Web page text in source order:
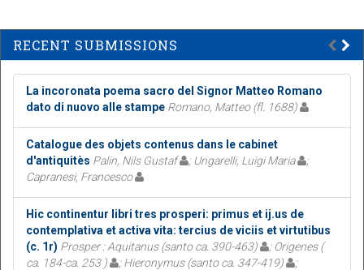
RECENT SUBMISSIONS
La incoronata poema sacro del Signor Matteo Romano
dato di nuovo alle stampe Romano, Matteo (fl. 1688)
Catalogue des objets contenus dans le cabinet
d'antiquitès Palin, Nils Gustaf ; Ungarelli, Luigi Maria
;
Capranesi, Francesco
Hic continentur libri tres prosperi: primus et ij.us de
contemplativa et activa vita: tercius de viciis et virtutibus
(c. 1r) Prosper : Aquitanus (santo ca. 390-463)
; Origenes (
ca. 184-ca. 253 )
; Hieronymus (santo ca. 347-419)
;